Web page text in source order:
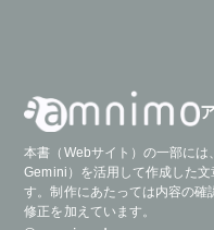
本書（Webサイト）の一部に
Gemini）を活用して作成した
す。制作にあたっては内容の確
修正を加えています。